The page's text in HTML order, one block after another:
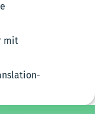
mit